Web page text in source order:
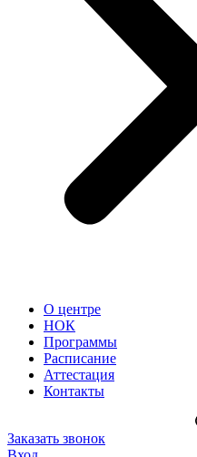
О центре
НОК
Программы
Расписание
Аттестация
Контакты
Заказать звонок